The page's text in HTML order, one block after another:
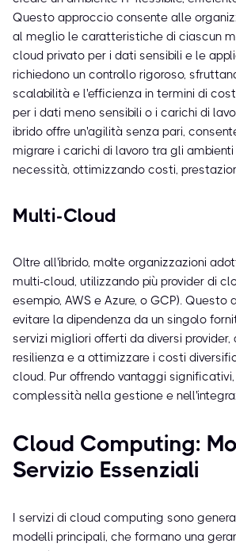
Questo approccio consente alle
al meglio le caratteristiche di ciascun
cloud privato per i dati sensibili e le
richiedono un controllo rigoroso,
scalabilità e l'efficienza in termini di
per i dati meno sensibili o i carichi di
ibrido offre un'agilità senza pari,
migrare i carichi di lavoro tra gli
necessità, ottimizzando costi,
Multi-Cloud
Oltre all'ibrido, molte organizzazioni
multi-cloud, utilizzando più provider di
esempio, AWS e Azure, o GCP). Questo
evitare la dipendenza da un singolo
servizi migliori offerti da diversi provider,
resilienza e a ottimizzare i costi
cloud. Pur offrendo vantaggi
complessità nella gestione e
Cloud Computing:
Servizio Essenziali
I servizi di cloud computing sono
modelli principali, che formano una